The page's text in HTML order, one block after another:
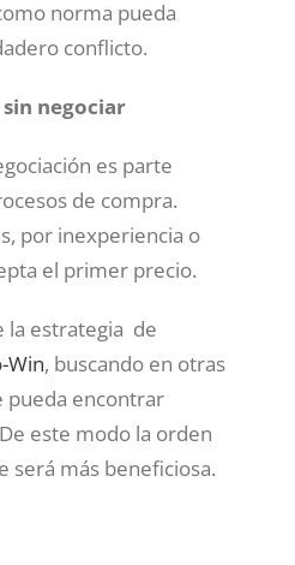
norma pueda
conflicto.
negociar
es parte
de compra.
por inexperiencia o
el primer precio.
la estrategia de
Win, buscando en otras
pueda encontrar
este modo la orden
será más beneficiosa.